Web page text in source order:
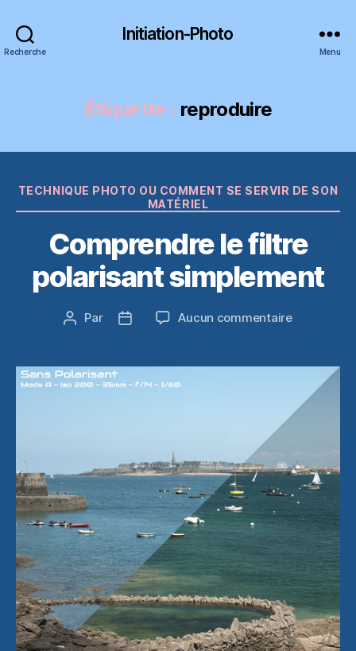
Recherche
Initiation-Photo
Menu
Étiquette : reproduire
Catégories
TECHNIQUE PHOTO OU COMMENT SE SERVIR DE SON
MATÉRIEL
Comprendre le filtre
polarisant simplement
Auteur
Par
Date
Aucun commentairesur
filtre
polarisant